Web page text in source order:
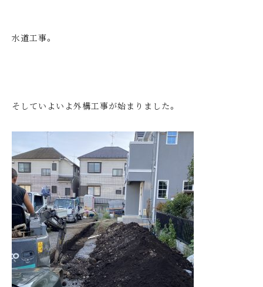
水道工事。
そしていよいよ外構工事が始まりました。